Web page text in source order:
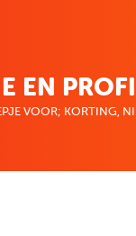
EN
VOOR; KORTING,